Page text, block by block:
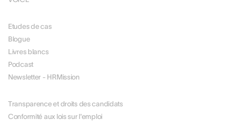
Etudes de cas
Blogue
Livres blancs
Podcast
Newsletter - HRMission
Transparence et droits des candidats
Conformité aux lois sur l'emploi